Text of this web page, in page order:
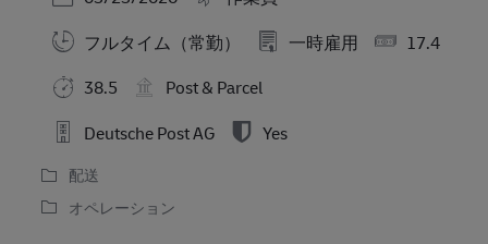
フルタイム（常勤）
一時雇用
17.4
38.5
Post & Parcel
Deutsche Post AG
Yes
配送
オペレーション